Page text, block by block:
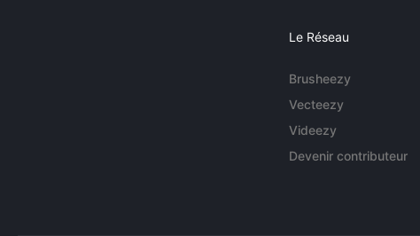
Le Réseau
Brusheezy
Vecteezy
Videezy
Devenir contributeur